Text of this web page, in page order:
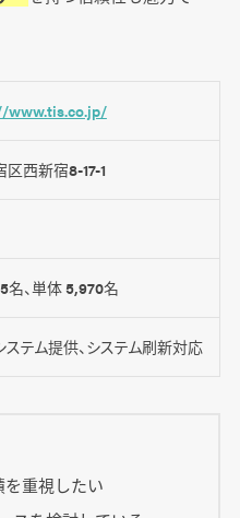
www.tis.co.jp/
西新宿8-17-1
名、単体 5,970名
テム提供、システム刷新対応
重視したい